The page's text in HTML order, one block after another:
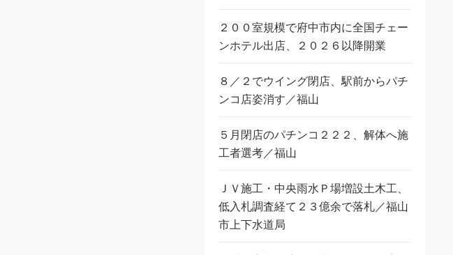
２００室規模で府中市内に全国チェー
ンホテル出店、２０２６以降開業
８／２でウイング閉店、駅前からパチ
ンコ店姿消す／福山
５月閉店のパチンコ２２２、解体へ施
工者選考／福山
ＪＶ施工・中央雨水Ｐ場増設土木工、
低入札調査経て２３億余で落札／福山
市上下水道局